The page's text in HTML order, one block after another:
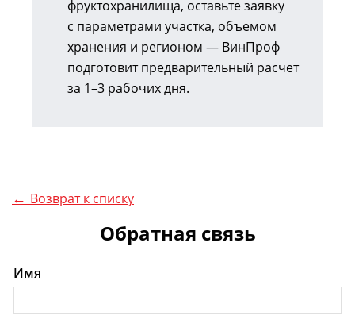
фруктохранилища, оставьте заявку
с параметрами участка, объемом
хранения и регионом — ВинПроф
подготовит предварительный расчет
за 1–3 рабочих дня.
Возврат к списку
Обратная связь
Имя